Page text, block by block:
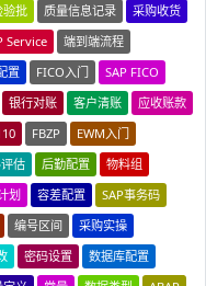
验批 质量信息记录
采购收货
Service
端到端流程
置 FICO入门
SAP FICO
银行对账 客户清账
应收账款
FBZP
EWM入门
估 后勤配置
物料组
划 容差配置
SAP事务码
编号区间
采购实操
密码设置
数据库配置